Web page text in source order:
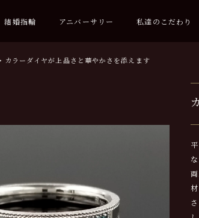
結婚指輪 アニバーサリー 私達のこだわり
カラーダイヤが上品さと華やかさを添えます